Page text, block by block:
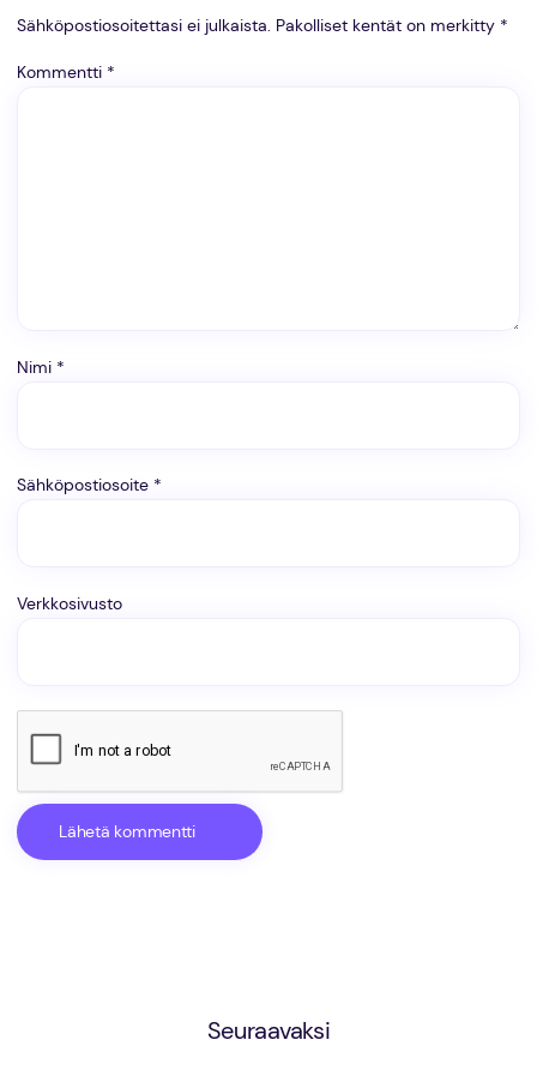
Sähköpostiosoitettasi ei julkaista. Pakolliset kentät on merkitty *
Kommentti *
Nimi *
Sähköpostiosoite *
Verkkosivusto
Seuraavaksi